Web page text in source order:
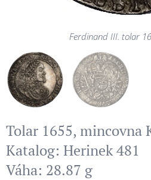
Ferdinand III. tolar
Ferdinand III. tolar
Tolar 1655, mincovna
Katalog: Herinek 481
Váha: 28.87 g